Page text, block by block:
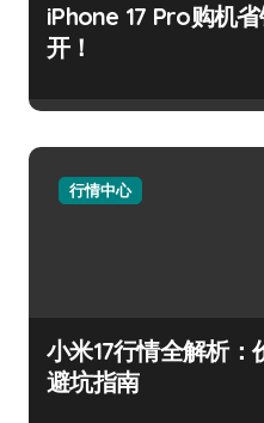
iPhone 17 Pro购机
开！
行情中心
小米17行情全解析：
避坑指南